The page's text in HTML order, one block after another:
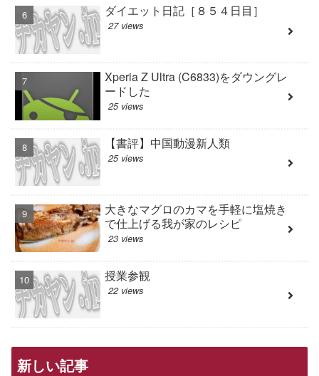
ダイエット日記［８５４日目］
27 views
Xperia Z Ultra (C6833)をダウングレ
ードした
25 views
【書評】中国動漫新人類
25 views
大きなマグロのカマを手軽に塩焼き
で仕上げる我が家のレシピ
23 views
授業参観
22 views
新しい記事